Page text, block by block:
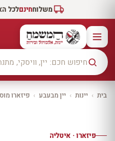
משלוחחינםלכל
בית › יינות › יין מבעבע › פיזארו
10% הנחה
פיזארו · איטליה